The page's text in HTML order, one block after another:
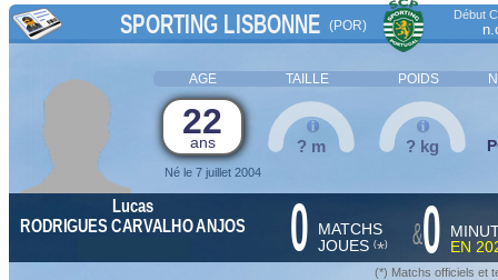
SPORTING LISBONNE (POR)
Début
AGE TAILLE POIDS
22
ans
Né le 7 juillet 2004
? m ? kg
Lucas
RODRIGUES CARVALHO ANJOS
0
MATCHS
JOUES (*) &0
EN
(*) Matchs officiels et